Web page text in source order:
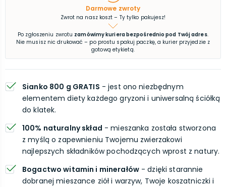
Darmowe zwroty
Zwrot na nasz koszt – Ty tylko pakujesz!
Po zgłoszeniu zwrotu zamówimy kuriera bezpośrednio pod Twój adres.
Nie musisz nic drukować – po prostu spakuj paczkę, a kurier przyjedzie z
gotową etykietą.
Sianko 800 g GRATIS - jest ono niezbędnym
elementem diety każdego gryzoni i uniwersalną ściółką
do klatek.
100% naturalny skład - mieszanka została stworzona
z myślą o zapewnieniu Twojemu zwierzakowi
najlepszych składników pochodzących wprost z natury.
Bogactwo witamin i minerałów- dzięki starannie
dobranej mieszance ziół i warzyw, Twoje koszatniczki i